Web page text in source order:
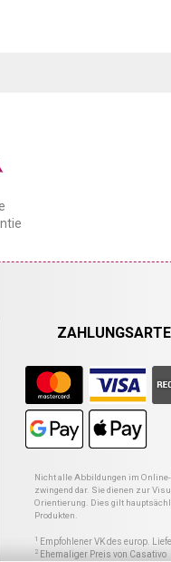
Nicht alle Abbildungen im
zwingend dar. Sie dienen zur
Orientierung. Dies gilt
Produkten.
1 Empfohlener VK des europ.
2 Ehemaliger Preis von Casativo